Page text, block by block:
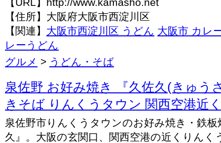
【住所】大阪府大阪市西淀川区
【関連】 大阪市西淀川区 うどん 大阪市 カレ
レーうどん
グルメ > うどん・そば
泉佐野 お好み焼き 『久佐久(きゅう
きそば りんくうタウン 関西空港近
泉佐野市りんくうタウンのお好み焼き・鉄板
久』。大阪の玄関口、関西空港の近くりん